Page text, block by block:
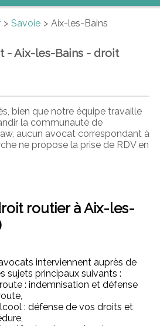
Savoie Aix-les-Bains
- Aix-les-Bains - droit
bien que notre équipe travaille
la communauté de
aucun avocat correspondant à
ne propose la prise de RDV en
routier à Aix-les-
interviennent auprès de
sujets principaux suivants :
: indemnisation et défense
: défense de vos droits et